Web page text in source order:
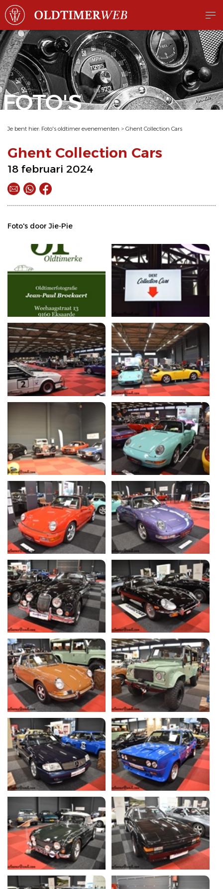
FOTO'S
Je bent hier: Foto's oldtimer evenementen > Ghent Collection Cars
Ghent Collection Cars
18 februari 2024
Foto's door Jie-Pie